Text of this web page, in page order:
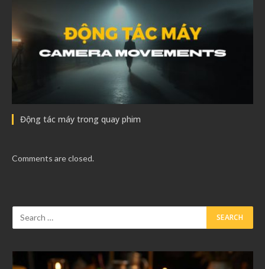
Động tác máy trong quay phim
Comments are closed.